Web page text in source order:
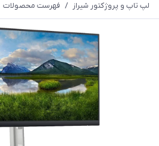
لپ تاپ و پروژکتور شیراز / فهرست محصولات